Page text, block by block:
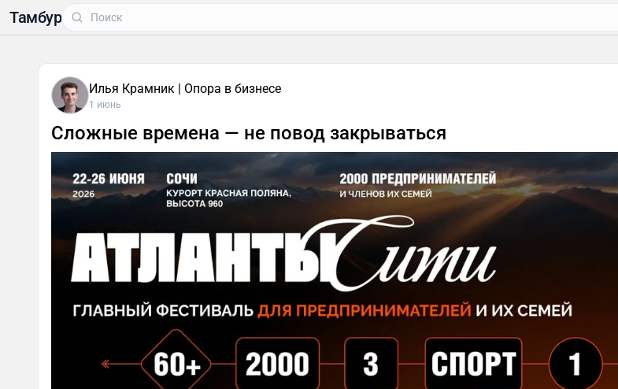
Тамбур
Илья Крамник | Опора в бизнесе
1 июнь
Сложные времена — не повод закрываться